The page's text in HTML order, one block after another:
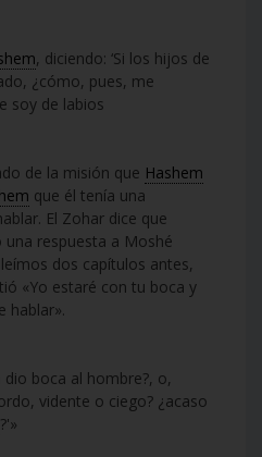
, diciendo: ‘Si los hijos de
¿cómo, pues, me
soy de labios
de la misión que Hashem
que él tenía una
El Zohar dice que
una respuesta a Moshé
dos capítulos antes,
«Yo estaré con tu boca y
hablar».
dio boca al hombre?, o,
vidente o ciego? ¿acaso
?'»